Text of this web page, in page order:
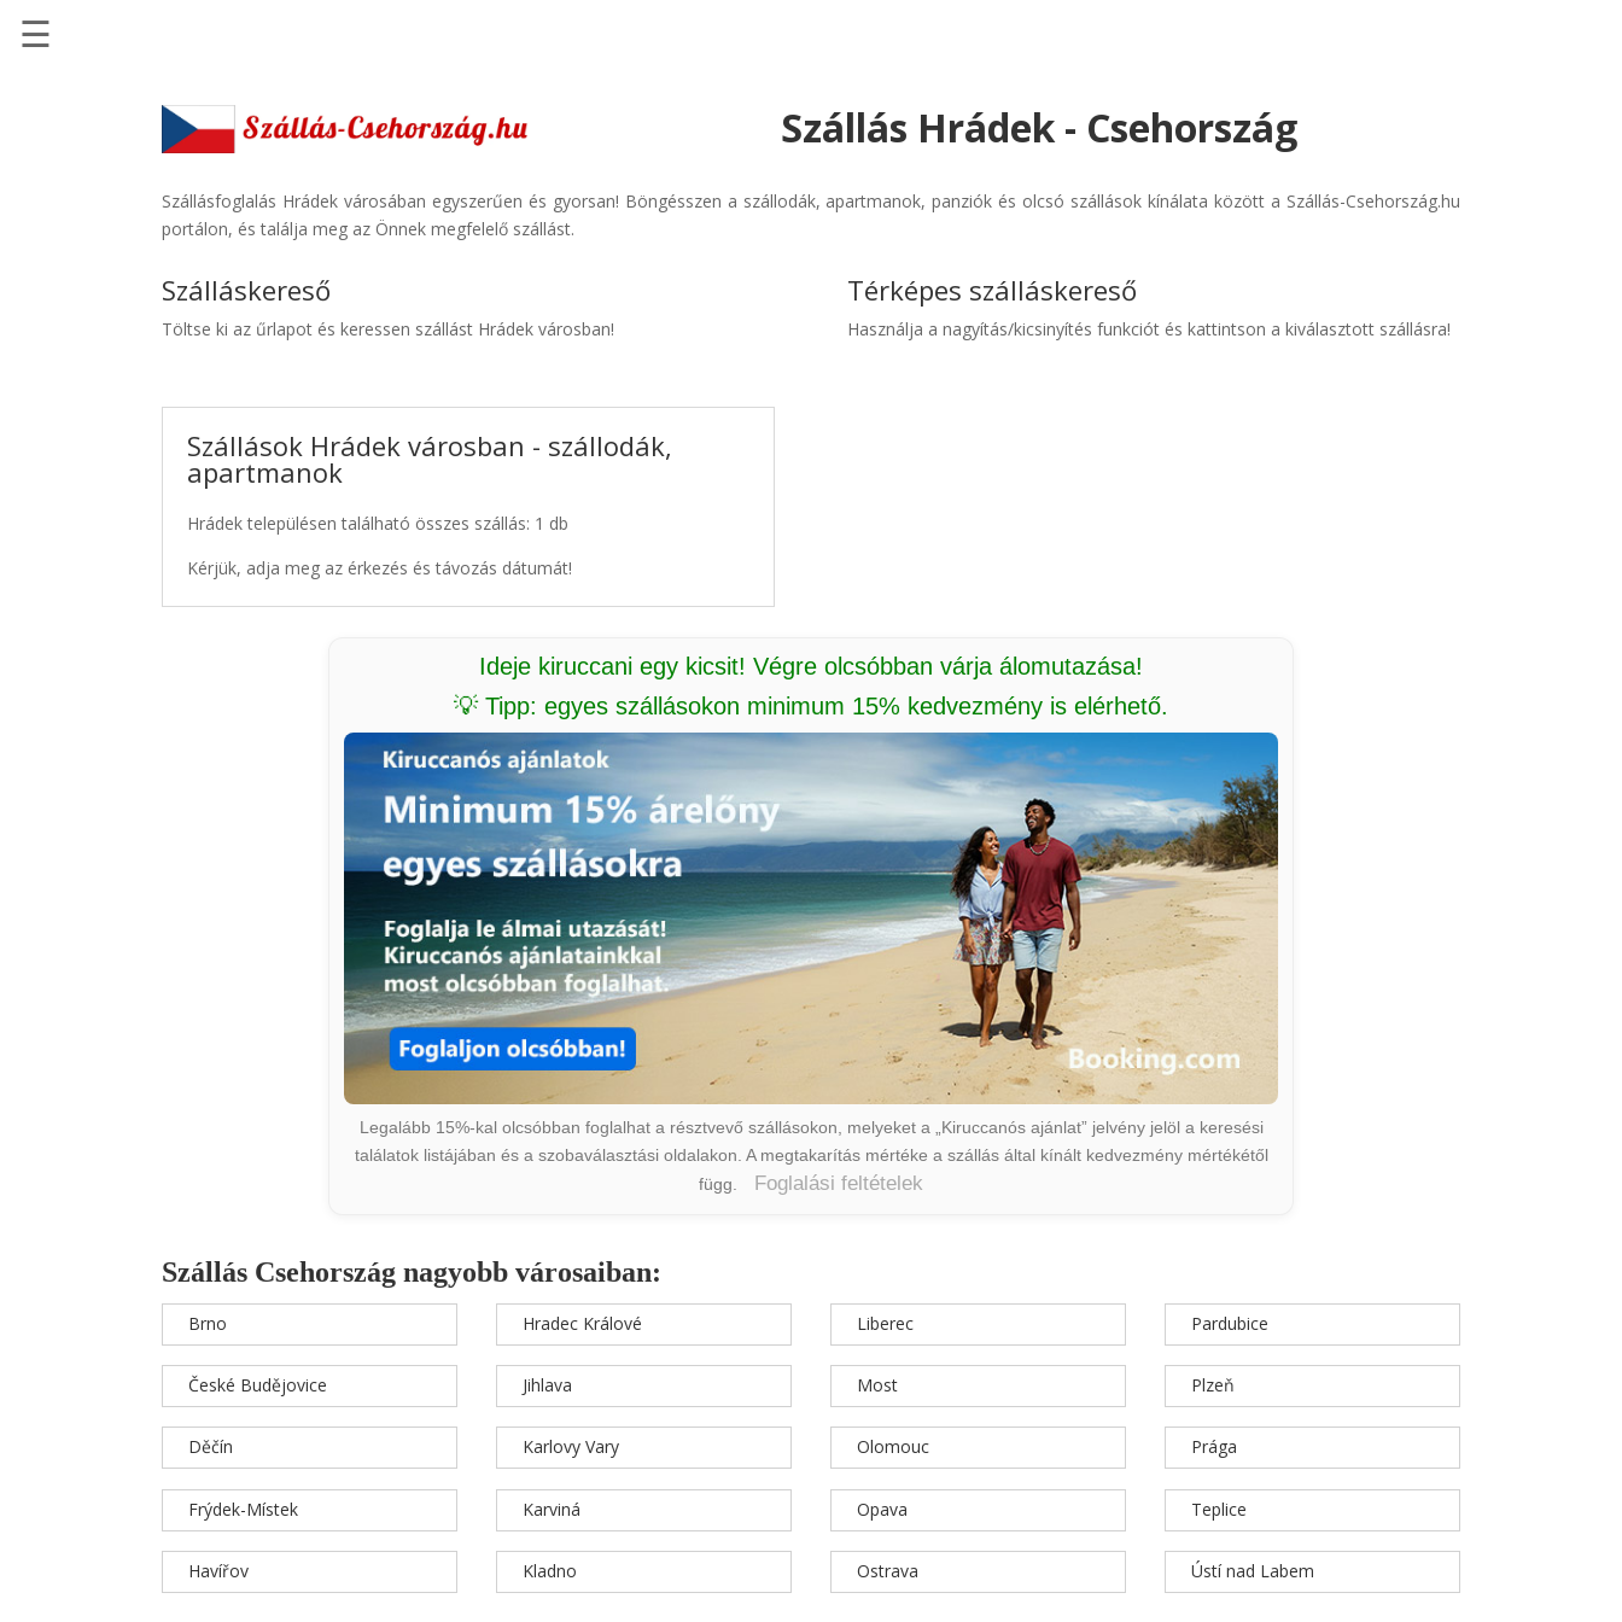
Szállásinfo.eu
Repülőjegy
pénzvisszatérítéssel
Autóbérlés
☰
Szállás Hrádek - Csehország
Szállásfoglalás Hrádek városában egyszerűen és gyorsan! Böngésszen a szállodák, apartmanok, panziók és olcsó szállások kínálata között a Szállás-Csehország.hu
portálon, és találja meg az Önnek megfelelő szállást.
Szálláskereső
Töltse ki az űrlapot és keressen szállást Hrádek városban!
Szállások Hrádek városban - szállodák,
apartmanok
Hrádek településen található összes szállás: 1 db
Kérjük, adja meg az érkezés és távozás dátumát!
Térképes szálláskereső
Használja a nagyítás/kicsinyítés funkciót és kattintson a kiválasztott szállásra!
Ideje kiruccani egy kicsit! Végre olcsóbban várja álomutazása!
💡 Tipp: egyes szállásokon minimum 15% kedvezmény is elérhető.
Legalább 15%-kal olcsóbban foglalhat a résztvevő szállásokon, melyeket a „Kiruccanós ajánlat” jelvény jelöl a keresési
találatok listájában és a szobaválasztási oldalakon. A megtakarítás mértéke a szállás által kínált kedvezmény mértékétől
függ.
Foglalási feltételek
Szállás Csehország nagyobb városaiban:
Brno
České Budějovice
Děčín
Frýdek-Místek
Havířov
Hradec Králové
Jihlava
Karlovy Vary
Karviná
Kladno
Liberec
Most
Olomouc
Opava
Ostrava
Pardubice
Plzeň
Prága
Teplice
Ústí nad Labem